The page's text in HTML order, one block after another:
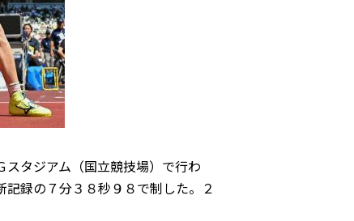
タジアム（国立競技場）で行わ
録の７分３８秒９８で制した。２